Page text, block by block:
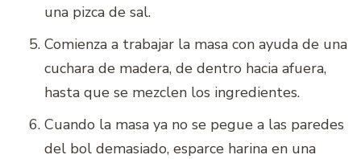
una pizca de sal.
Comienza a trabajar la masa con ayuda de una
cuchara de madera, de dentro hacia afuera,
hasta que se mezclen los ingredientes.
Cuando la masa ya no se pegue a las paredes
del bol demasiado, esparce harina en una